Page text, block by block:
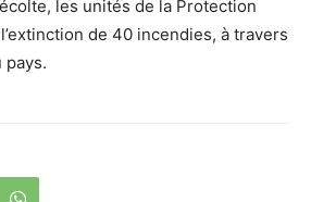
les unités de la Protection
de 40 incendies, à travers
pays.